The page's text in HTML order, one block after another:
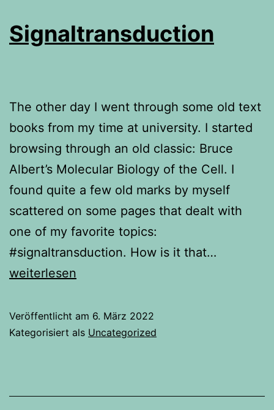
Signaltransduction
The other day I went through some old text
books from my time at university. I started
browsing through an old classic: Bruce
Albert’s Molecular Biology of the Cell. I
found quite a few old marks by myself
scattered on some pages that dealt with
one of my favorite topics:
#signaltransduction. How is it that…
Signaltransduction
weiterlesen
Veröffentlicht am 6. März 2022
Kategorisiert als Uncategorized